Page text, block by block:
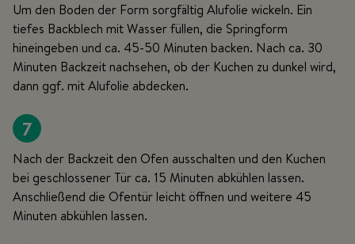
Um den Boden der Form sorgfältig Alufolie wickeln. Ein
tiefes Backblech mit Wasser füllen, die Springform
hineingeben und ca. 45-50 Minuten backen. Nach ca. 30
Minuten Backzeit nachsehen, ob der Kuchen zu dunkel wird,
dann ggf. mit Alufolie abdecken.
7
Nach der Backzeit den Ofen ausschalten und den Kuchen
bei geschlossener Tür ca. 15 Minuten abkühlen lassen.
Anschließend die Ofentür leicht öffnen und weitere 45
Minuten abkühlen lassen.